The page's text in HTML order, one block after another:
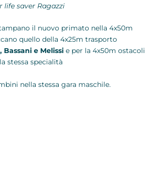
life saver Ragazzi
il nuovo primato nella 4x50m
quello della 4x25m trasporto
e Melissi e per la 4x50m ostacoli
stessa specialità
nella stessa gara maschile.